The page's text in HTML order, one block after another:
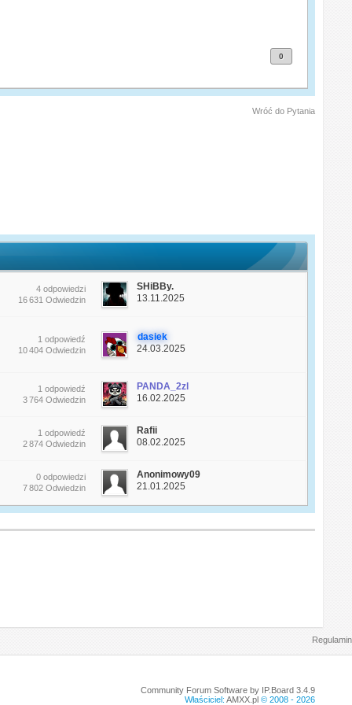
0
Wróć do Pytania
4 odpowiedzi
16 631 Odwiedzin
SHiBBy.
13.11.2025
1 odpowiedź
10 404 Odwiedzin
dasiek
24.03.2025
1 odpowiedź
3 764 Odwiedzin
PANDA_2zl
16.02.2025
1 odpowiedź
2 874 Odwiedzin
Rafii
08.02.2025
0 odpowiedzi
7 802 Odwiedzin
Anonimowy09
21.01.2025
Regulamin
Community Forum Software by IP.Board 3.4.9
Właściciel: AMXX.pl© 2008 - 2026